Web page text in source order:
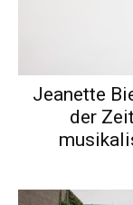
Jeanette
der